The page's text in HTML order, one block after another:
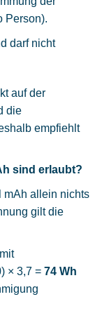
Person).
darf nicht
auf der
die
empfiehlt
sind erlaubt?
mAh allein nichts
gilt die
× 3,7 = 74 Wh